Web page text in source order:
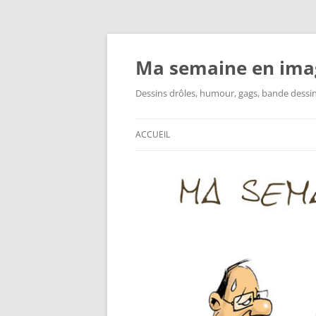
Ma semaine en
Dessins drôles, humour, gags, bande
ACCUEIL